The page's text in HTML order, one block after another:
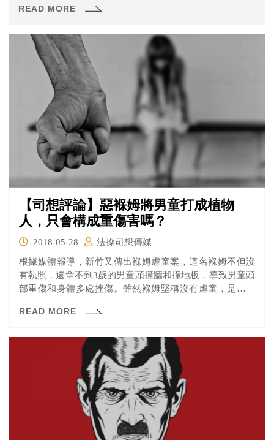
READ MORE
【司想評論】惡褓姆將男童打成植物
人，只會構成重傷害嗎？
2018-05-28
法操司想傳媒
根據媒體報導，新竹又傳出褓姆虐童案，這名褓姆不但沒
有執照，還拿不到3歲的男童頭撞牆和撞地板，導致男童頭
部重傷和身體多處挫傷。雖然褓姆堅稱沒有虐童，是男童
男孩血跡噴濺位置185至204公分之間，不可能是只有90公
READ MORE